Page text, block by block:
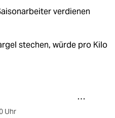
verdienen
stechen, würde pro Kilo
Uhr